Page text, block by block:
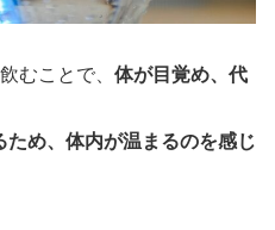
むことで、 体が目覚め、代
ため、体内が温まるのを感じ